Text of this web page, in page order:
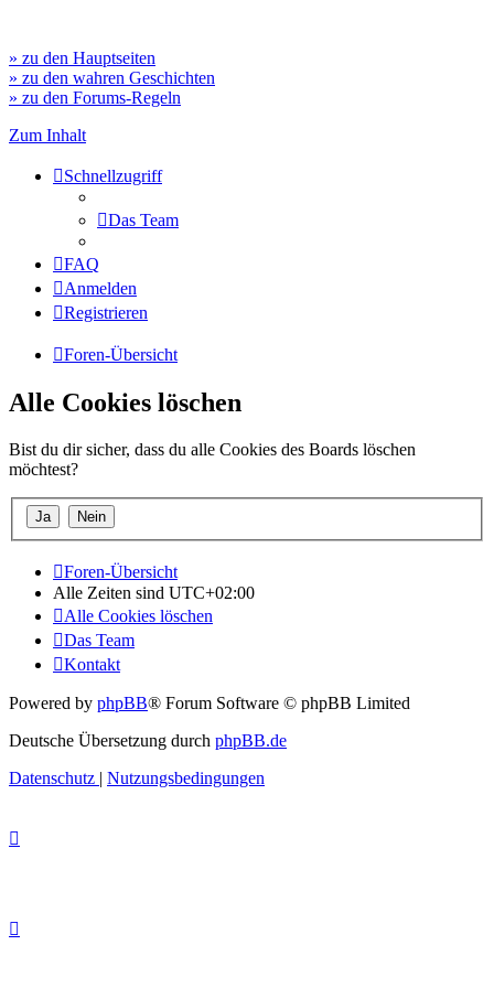
» zu den Hauptseiten
» zu den wahren Geschichten
» zu den Forums-Regeln
Zum Inhalt
Schnellzugriff
Das Team
FAQ
Anmelden
Registrieren
Foren-Übersicht
Alle Cookies löschen
Bist du dir sicher, dass du alle Cookies des Boards löschen
möchtest?
Foren-Übersicht
Alle Zeiten sind UTC+02:00
Alle Cookies löschen
Das Team
Kontakt
Powered by phpBB® Forum Software © phpBB Limited
Deutsche Übersetzung durch phpBB.de
Datenschutz | Nutzungsbedingungen